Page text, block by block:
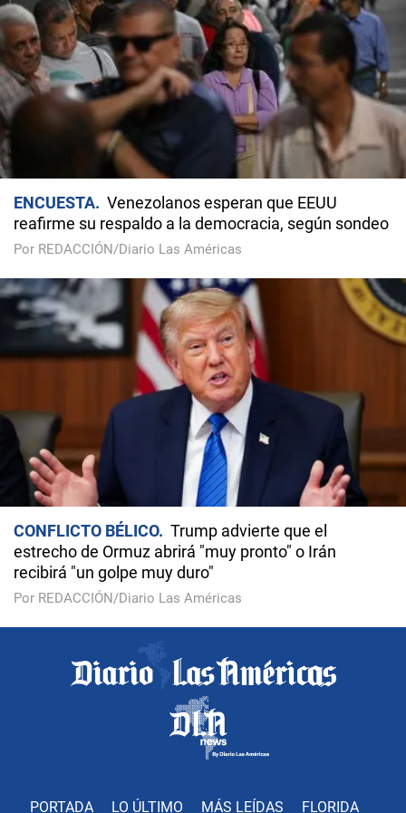
ENCUESTA
Venezolanos esperan que EEUU
reafirme su respaldo a la democracia, según sondeo
Por REDACCIÓN/Diario Las Américas
CONFLICTO BÉLICO
Trump advierte que el
estrecho de Ormuz abrirá "muy pronto" o Irán
recibirá "un golpe muy duro"
Por REDACCIÓN/Diario Las Américas
PORTADA LO ÚLTIMO MÁS LEÍDAS FLORIDA